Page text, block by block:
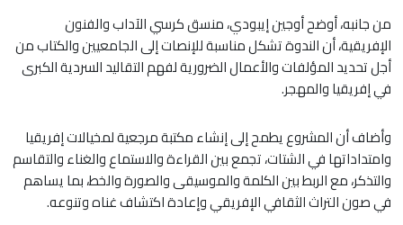
من جانبه، أوضح أوجين إيبودي، منسق كرسي الآداب والفنون
الإفريقية، أن الندوة تشكل مناسبة للإنصات إلى الجامعيين والكتاب من
أجل تحديد المؤلفات والأعمال الضرورية لفهم التقاليد السردية الكبرى
في إفريقيا والمهجر.
وأضاف أن المشروع يطمح إلى إنشاء مكتبة مرجعية لمخيالات إفريقيا
وامتداداتها في الشتات، تجمع بين القراءة والاستماع والغناء والتقاسم
والتذكر، مع الربط بين الكلمة والموسيقى والصورة والخط، بما يساهم
في صون التراث الثقافي الإفريقي وإعادة اكتشاف غناه وتنوعه.